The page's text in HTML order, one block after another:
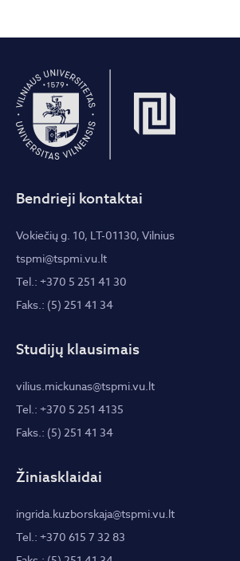
Bendrieji kontaktai
Vokiečių g. 10, LT-01130, Vilnius
tspmi@tspmi.vu.lt
Tel.: +370 5 251 41 30
Faks.: (5) 251 41 34
Studijų klausimais
vilius.mickunas@tspmi.vu.lt
Tel.: +370 5 251 4135
Faks.: (5) 251 41 34
Žiniasklaidai
ingrida.kuzborskaja@tspmi.vu.lt
Tel.: +370 615 7 32 83